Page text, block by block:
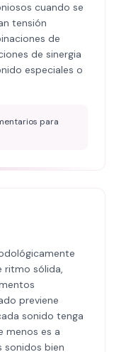
cuando se
tensión
de
de sinergia
especiales o
para
ritmo sólida,
previene
sonido tenga
menos es a
sonidos bien